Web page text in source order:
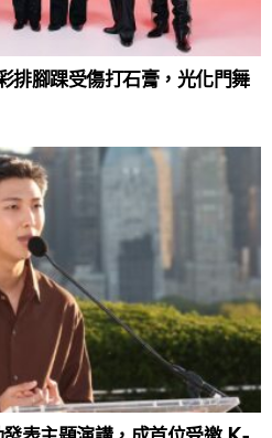
排腳踝受傷打石膏，光化門舞